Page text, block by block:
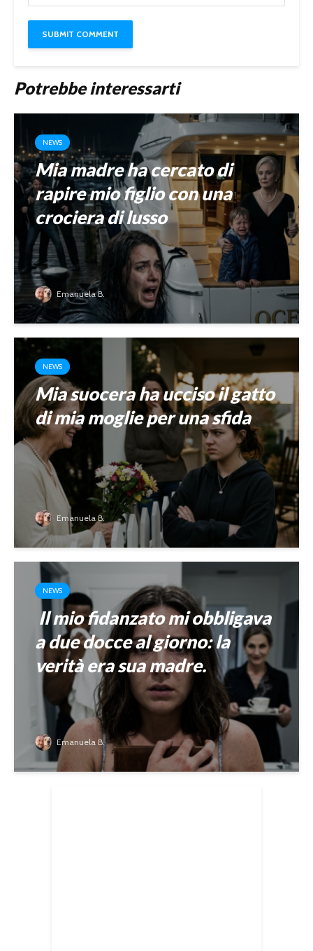
Potrebbe interessarti
NEWS
Mia madre ha cercato di
rapire mio figlio con una
crociera di lusso
Emanuela B.
NEWS
Mia suocera ha ucciso il gatto
di mia moglie per una sfida
Emanuela B.
NEWS
Il mio fidanzato mi obbligava
a due docce al giorno: la
verità era sua madre.
Emanuela B.